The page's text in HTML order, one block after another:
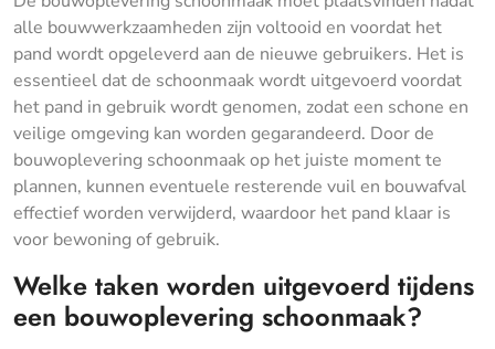
alle bouwwerkzaamheden zijn voltooid en voordat het
pand wordt opgeleverd aan de nieuwe gebruikers. Het is
essentieel dat de schoonmaak wordt uitgevoerd voordat
het pand in gebruik wordt genomen, zodat een schone en
veilige omgeving kan worden gegarandeerd. Door de
bouwoplevering schoonmaak op het juiste moment te
plannen, kunnen eventuele resterende vuil en bouwafval
effectief worden verwijderd, waardoor het pand klaar is
voor bewoning of gebruik.
Welke taken worden uitgevoerd tijdens
een bouwoplevering schoonmaak?